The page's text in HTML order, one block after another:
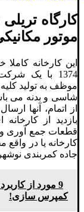
کارگاه
موتور
این کارخانه
1374 با یک
موظف به تولید
شاسی و بدنه می
از اتمام، آنها
بازدید از
قطعات جمع آوری و
جاده کمربندی
9 مورد از
کمپرس سازی!